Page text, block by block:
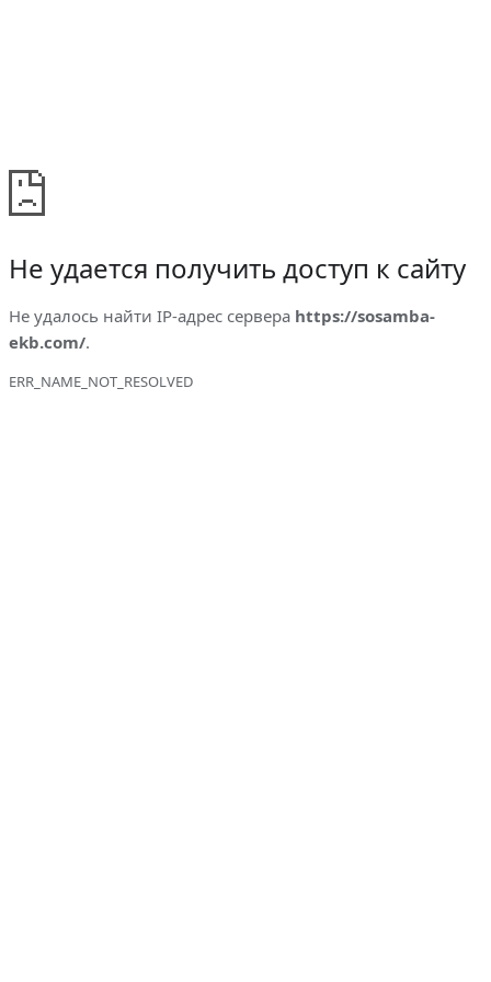
Не удается получить доступ к сайту
Не удалось найти IP-адрес сервера https://sosamba-
ekb.com/.
ERR_NAME_NOT_RESOLVED